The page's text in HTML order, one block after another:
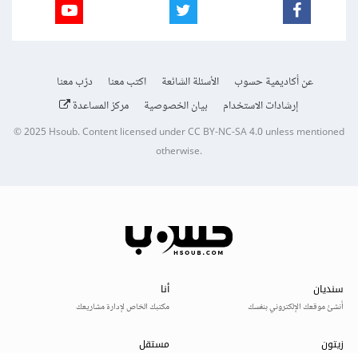
عن أكاديمية حسوب الأسئلة الشائعة اكتب معنا
درّب معنا
إرشادات الاستخدام
بيان الخصوصية مركز المساعدة
© 2025Hsoub.Content licensed underCC BY-NC-SA 4.0unless mentioned
otherwise.